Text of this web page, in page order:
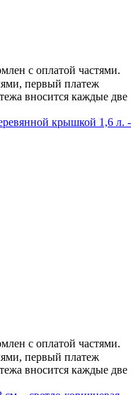
с оплатой частями.
первый платеж
вносится каждые две
крышкой 1,6 л. -
с оплатой частями.
первый платеж
вносится каждые две